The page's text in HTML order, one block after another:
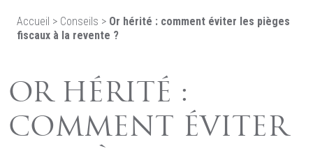
Accueil > Conseils > Or hérité : comment éviter les pièges
fiscaux à la revente ?
OR HÉRITÉ :
COMMENT ÉVITER